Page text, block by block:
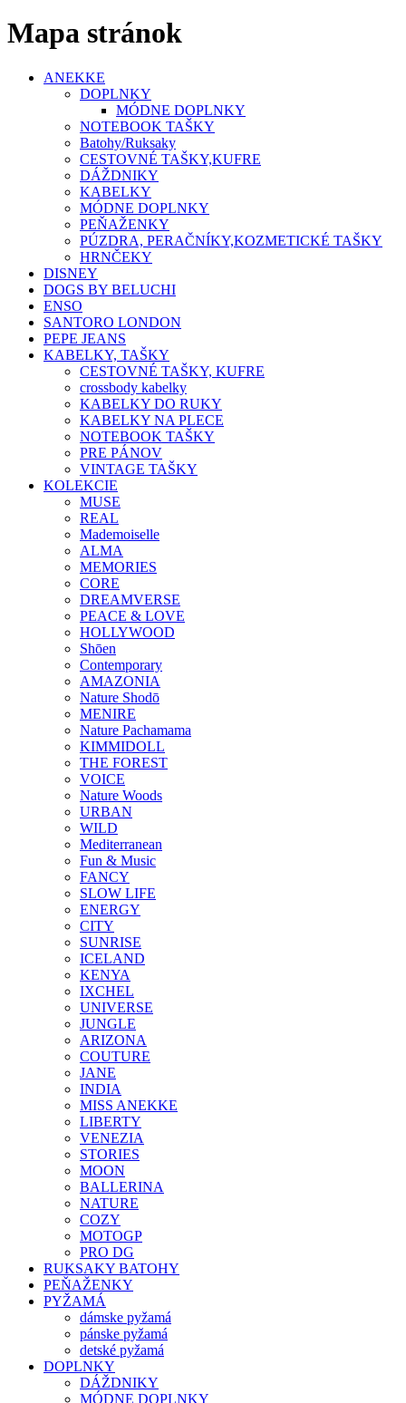
Mapa stránok
ANEKKE
DOPLNKY
MÓDNE DOPLNKY
NOTEBOOK TAŠKY
Batohy/Ruksaky
CESTOVNÉ TAŠKY,KUFRE
DÁŽDNIKY
KABELKY
MÓDNE DOPLNKY
PEŇAŽENKY
PÚZDRA, PERAČNÍKY,KOZMETICKÉ TAŠKY
HRNČEKY
DISNEY
DOGS BY BELUCHI
ENSO
SANTORO LONDON
PEPE JEANS
KABELKY, TAŠKY
CESTOVNÉ TAŠKY, KUFRE
crossbody kabelky
KABELKY DO RUKY
KABELKY NA PLECE
NOTEBOOK TAŠKY
PRE PÁNOV
VINTAGE TAŠKY
KOLEKCIE
MUSE
REAL
Mademoiselle
ALMA
MEMORIES
CORE
DREAMVERSE
PEACE & LOVE
HOLLYWOOD
Shōen
Contemporary
AMAZONIA
Nature Shodō
MENIRE
Nature Pachamama
KIMMIDOLL
THE FOREST
VOICE
Nature Woods
URBAN
WILD
Mediterranean
Fun & Music
FANCY
SLOW LIFE
ENERGY
CITY
SUNRISE
ICELAND
KENYA
IXCHEL
UNIVERSE
JUNGLE
ARIZONA
COUTURE
JANE
INDIA
MISS ANEKKE
LIBERTY
VENEZIA
STORIES
MOON
BALLERINA
NATURE
COZY
MOTOGP
PRO DG
RUKSAKY BATOHY
PEŇAŽENKY
PYŽAMÁ
dámske pyžamá
pánske pyžamá
detské pyžamá
DOPLNKY
DÁŽDNIKY
MÓDNE DOPLNKY